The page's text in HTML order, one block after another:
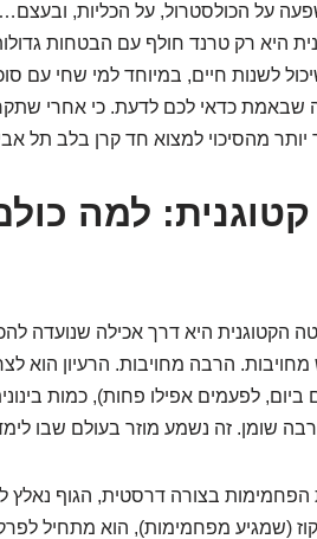
על הכולסטרול, על הכליות,
היא רק טרנד חולף עם הבטחות
לשנות חיים, במיוחד למי שחי עם
שבאמת כדאי לכם לדעת. כי אחרי
יותר מהסיכוי למצוא חד קרן בלב תל
למה
הקטוגנית היא דרך אכילה שנועדה
מחויבות. הרבה מחויבות. הרעיון הוא
מ-50 גרם ביום, לפעמים אפילו פחות), כמות
שומן. זה נשמע מוזר בעולם שבו
הפחמימות בצורה דרסטית, הגוף נאלץ
(שמגיע מפחמימות), הוא מתחיל לפרק